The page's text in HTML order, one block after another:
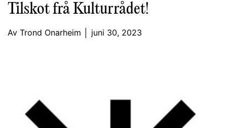
Tilskot frå Kulturrådet!
Av Trond Onarheim │ juni 30, 2023